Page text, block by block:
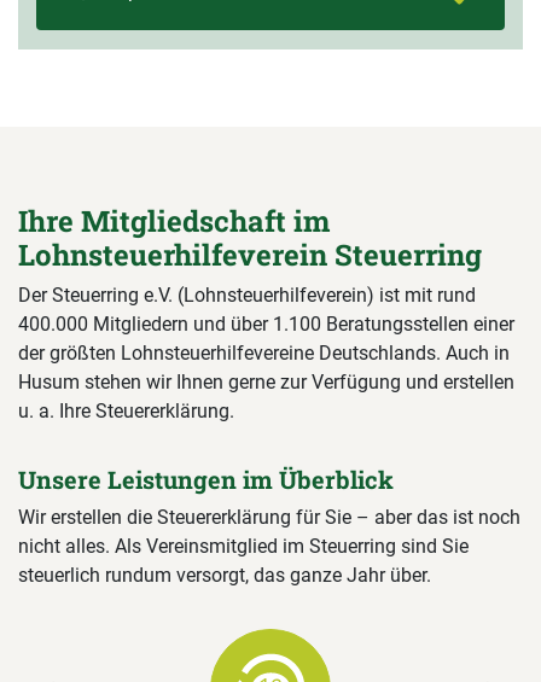
Ihre Mitgliedschaft im
Lohnsteuerhilfeverein Steuerring
Der Steuerring e.V. (Lohnsteuerhilfeverein) ist mit rund
400.000 Mitgliedern und über 1.100 Beratungsstellen einer
der größten Lohnsteuerhilfevereine Deutschlands. Auch in
Husum stehen wir Ihnen gerne zur Verfügung und erstellen
u. a. Ihre Steuererklärung.
Unsere Leistungen im Überblick
Wir erstellen die Steuererklärung für Sie – aber das ist noch
nicht alles. Als Vereinsmitglied im Steuerring sind Sie
steuerlich rundum versorgt, das ganze Jahr über.